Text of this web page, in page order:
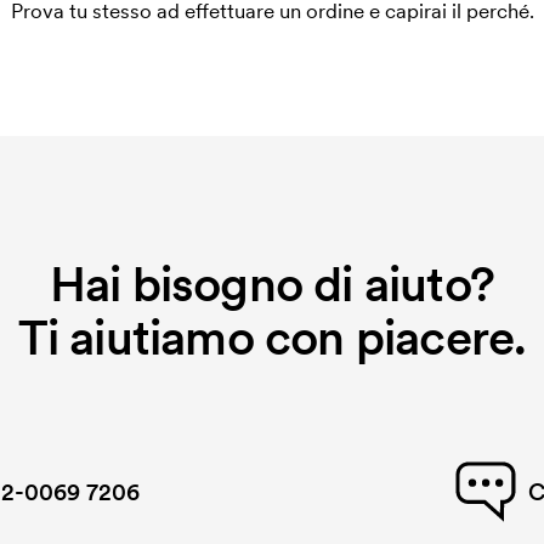
Prova tu stesso ad effettuare un ordine e capirai il perché.
Hai bisogno di aiuto?
Ti aiutiamo con piacere.
0069 7206